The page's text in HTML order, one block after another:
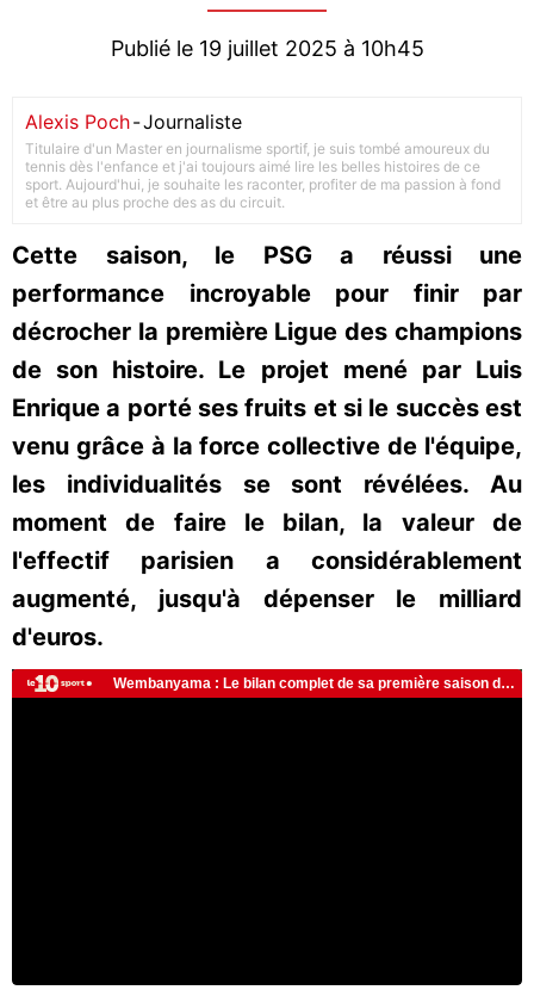
Publié le 19 juillet 2025 à 10h45
Alexis Poch-Journaliste
Titulaire d'un Master en journalisme sportif, je suis tombé amoureux du
tennis dès l'enfance et j'ai toujours aimé lire les belles histoires de ce
sport. Aujourd'hui, je souhaite les raconter, profiter de ma passion à fond
et être au plus proche des as du circuit.
Cette saison, le PSG a réussi une
performance incroyable pour finir par
décrocher la première Ligue des champions
de son histoire. Le projet mené par Luis
Enrique a porté ses fruits et si le succès est
venu grâce à la force collective de l'équipe,
les individualités se sont révélées. Au
moment de faire le bilan, la valeur de
l'effectif parisien a considérablement
augmenté, jusqu'à dépenser le milliard
d'euros.